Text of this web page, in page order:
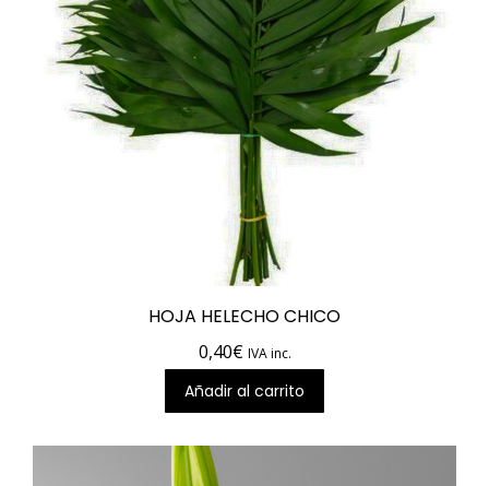
HOJA HELECHO CHICO
0,40€ IVA inc.
Añadir al carrito